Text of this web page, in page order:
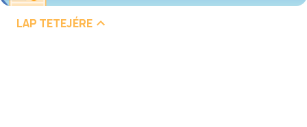
LAP TETEJÉRE